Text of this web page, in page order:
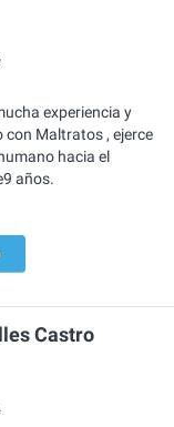
experiencia y
Maltratos , ejerce
hacia el
años.
Castro